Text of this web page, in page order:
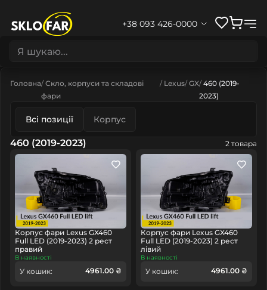
+38 093 426-0000
Головна Скло, корпуси та складові
фари
Lexus GX 460 (2019-
2023)
Всі позиції Корпус
460 (2019-2023) 2 товара
Корпус фари Lexus GX460
Full LED (2019-2023) 2 рест
правий
В наявності
У кошик: 4961.00 ₴
Корпус фари Lexus GX460
Full LED (2019-2023) 2 рест
лівий
В наявності
У кошик: 4961.00 ₴